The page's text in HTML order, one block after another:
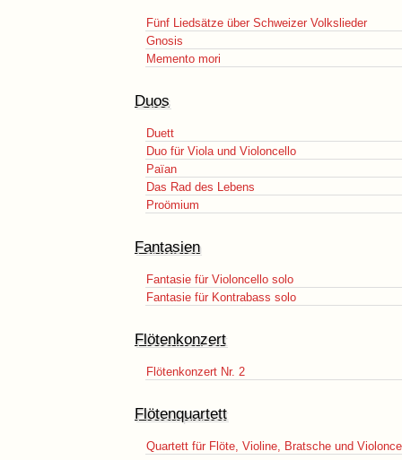
Fünf Liedsätze über Schweizer Volkslieder
Gnosis
Memento mori
Duos
Duett
Duo für Viola und Violoncello
Païan
Das Rad des Lebens
Proömium
Fantasien
Fantasie für Violoncello solo
Fantasie für Kontrabass solo
Flötenkonzert
Flötenkonzert Nr. 2
Flötenquartett
Quartett für Flöte, Violine, Bratsche und